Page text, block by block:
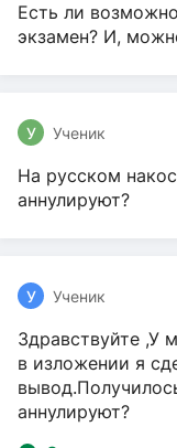
Есть ли
экзамен? И,
У Ученик
На русском
аннулируют?
У Ученик
Здравствуйте ,У
в изложении я
аннулируют?